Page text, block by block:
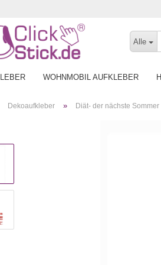
Alle
WOHNMOBIL AUFKLEBER
Dekoaufkleber » Diät- der nächste